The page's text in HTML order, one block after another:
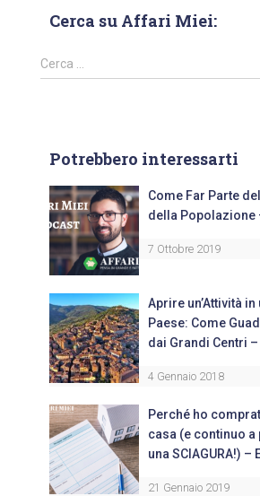
Cerca su Affari Miei:
Cerca …
Potrebbero interessarti
Come Far Parte
della Popolazione
7 Ottobre 2019
Aprire un’Attività
Paese: Come
dai Grandi Centri
4 Gennaio 2018
Perché ho
casa (e continuo a
una SCIAGURA!) –
21 Gennaio 2019